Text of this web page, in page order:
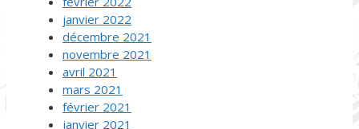
janvier 2022
décembre 2021
novembre 2021
avril 2021
mars 2021
février 2021
janvier 2021